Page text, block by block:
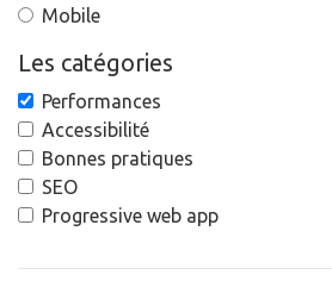
Mobile
Les catégories
Performances
Accessibilité
Bonnes pratiques
SEO
Progressive web app